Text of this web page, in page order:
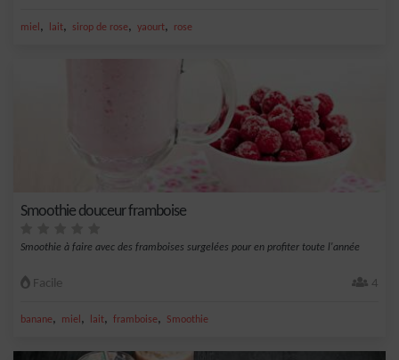
miel , lait, sirop de rose, yaourt, rose
Smoothie douceur framboise
Smoothie à faire avec des framboises surgelées pour en profiter toute l'année
Facile 4
banane, miel , lait, framboise, Smoothie